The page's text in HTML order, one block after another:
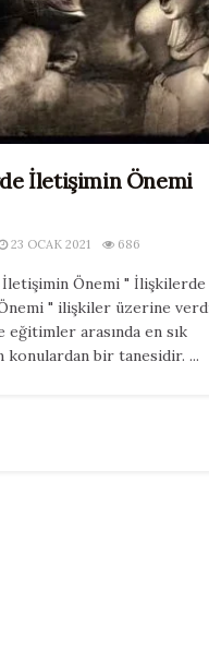
İletişimin Önemi
23 OCAK 2021 686
Önemi " İlişkilerde
" ilişkiler üzerine
eğitimler arasında en sık
konulardan bir tanesidir. ...